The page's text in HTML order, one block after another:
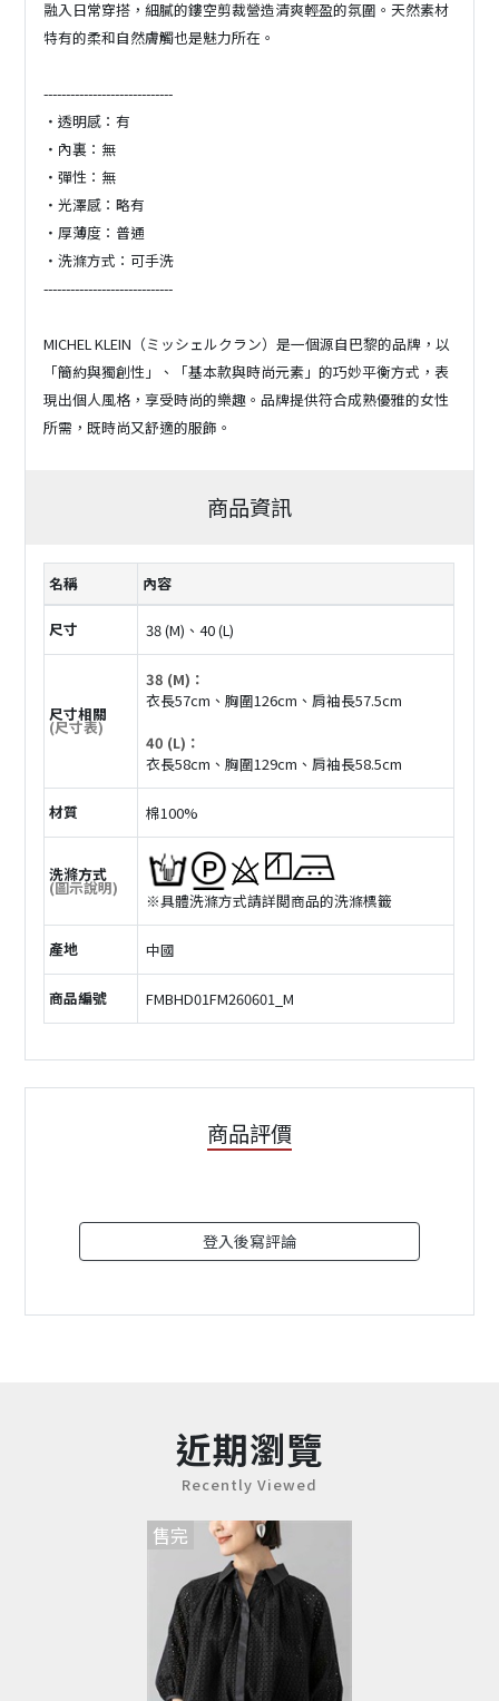
融入日常穿搭，細膩的鏤空剪裁營造清爽輕盈的氛圍。天然素材
特有的柔和自然膚觸也是魅力所在。
-----------------------------
・透明感：有
・內裏：無
・彈性：無
・光澤感：略有
・厚薄度：普通
・洗滌方式：可手洗
-----------------------------
MICHEL KLEIN（ミッシェルクラン）是一個源自巴黎的品牌，以
「簡約與獨創性」、「基本款與時尚元素」的巧妙平衡方式，表
現出個人風格，享受時尚的樂趣。品牌提供符合成熟優雅的女性
所需，既時尚又舒適的服飾。
商品資訊
名稱 內容
尺寸 38 (M)、40 (L)
尺寸相關
(尺寸表)
38 (M)：
衣長57cm、胸圍126cm、肩袖長57.5cm
40 (L)：
衣長58cm、胸圍129cm、肩袖長58.5cm
材質 棉100%
洗滌方式
(圖示說明)
※具體洗滌方式請詳閲商品的洗滌標籤
產地 中國
商品編號 FMBHD01FM260601_M
商品評價
登入後寫評論
近期瀏覽
Recently Viewed
售完